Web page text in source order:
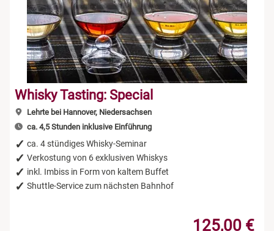
Whisky Tasting: Special
Lehrte bei Hannover, Niedersachsen
ca. 4,5 Stunden inklusive Einführung
ca. 4 stündiges Whisky-Seminar
Verkostung von 6 exklusiven Whiskys
inkl. Imbiss in Form von kaltem Buffet
Shuttle-Service zum nächsten Bahnhof
125,00 €